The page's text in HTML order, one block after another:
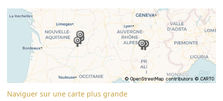
Naviguer sur une carte plus grande